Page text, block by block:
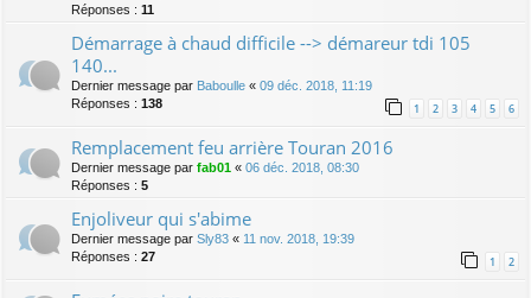
Réponses : 11
Démarrage à chaud difficile --> démareur tdi 105
140...
Dernier message par Baboulle « 09 déc. 2018, 11:19
Réponses : 138 1 2 3 4 5 6
Remplacement feu arrière Touran 2016
Dernier message par fab01 « 06 déc. 2018, 08:30
Réponses : 5
Enjoliveur qui s'abime
Dernier message par Sly83 « 11 nov. 2018, 19:39
Réponses : 27 1 2